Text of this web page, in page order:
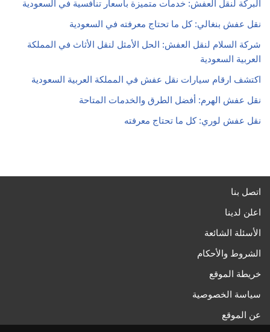
البركة لنقل العفش: خدمات متميزة بأسعار تنافسية في السعودية
نقل عفش بنغالي: كل ما تحتاج معرفته في السعودية
شركة السلام لنقل العفش: الحل الأمثل لنقل الأثاث في المملكة
العربية السعودية
اكتشف ارقام سيارات نقل عفش في المملكة العربية السعودية
نقل عفش الهرم: أفضل الطرق والخدمات المتاحة
نقل عفش لوري: كل ما تحتاج معرفته
اتصل بنا
اعلن لدينا
الأسئلة الشائعة
الشروط والأحكام
خريطة الموقع
سياسة الخصوصية
عن الموقع